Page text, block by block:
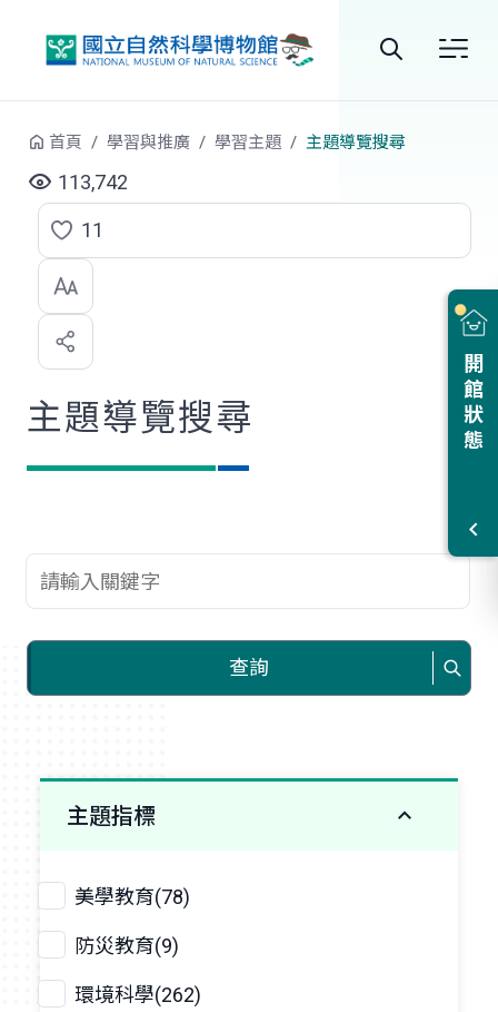
站
尋
開館狀態
首頁 學習與推廣 學習主題 主題導覽搜尋
113,742
點
選
喜
歡
11
主題導覽搜尋
查詢關鍵字
查詢
主題指標
美學教育(78)
防災教育(9)
環境科學(262)